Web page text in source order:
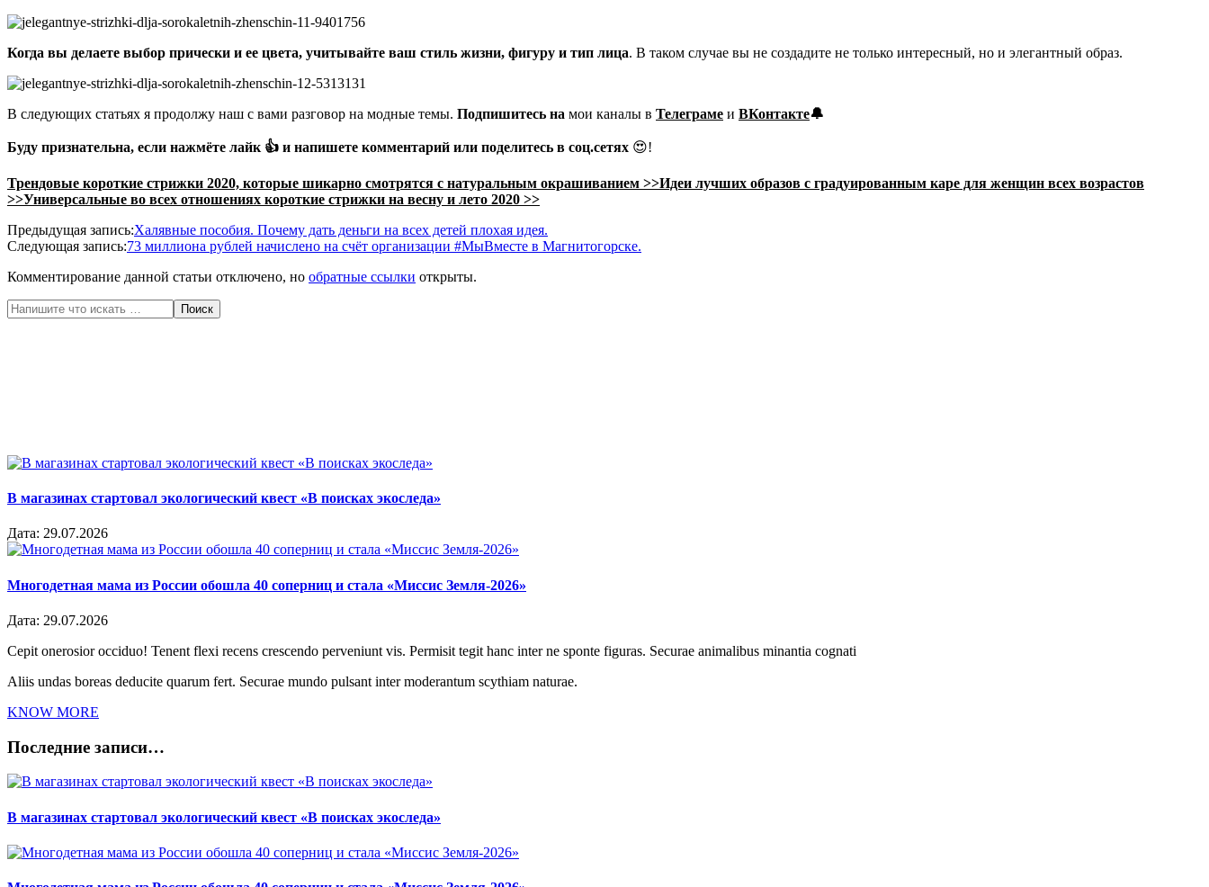
Когда вы делаете выбор прически и ее цвета, учитывайте ваш стиль жизни, фигуру и тип лица. В таком случае вы не создадите не только интересный, но и элегантный образ.
В следующих статьях я продолжу наш с вами разговор на модные темы. Подпишитесь на мои каналы в Телеграме и ВКонтакте🔔
Буду признательна, если нажмёте лайк 👍 и напишете комментарий или поделитесь в соц.сетях 😍!
Трендовые короткие стрижки 2020, которые шикарно смотрятся с натуральным окрашиванием >>Идеи лучших образов с градуированным каре для женщин всех возрастов
>>Универсальные во всех отношениях короткие стрижки на весну и лето 2020 >>
2020-
05-
Предыдущая запись:Халявные пособия. Почему дать деньги на всех детей плохая идея.
Следующая запись:73 миллиона рублей начислено на счёт организации #МыВместе в Магнитогорске.
Комментирование данной статьи отключено, но обратные ссылки открыты.
Поиск
В магазинах стартовал экологический квест «В поисках экоследа»
Дата: 29.07.2026
Многодетная мама из России обошла 40 соперниц и стала «Миссис Земля-2026»
Дата: 29.07.2026
Cepit onerosior occiduo! Tenent flexi recens crescendo perveniunt vis. Permisit tegit hanc inter ne sponte figuras. Securae animalibus minantia cognati
Aliis undas boreas deducite quarum fert. Securae mundo pulsant inter moderantum scythiam naturae.
KNOW MORE
Последние записи…
В магазинах стартовал экологический квест «В поисках экоследа»